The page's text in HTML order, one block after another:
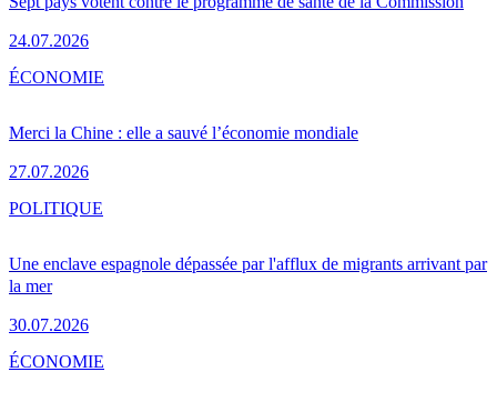
24.07.2026
Merci la Chine : elle a sauvé l’économie mondiale
27.07.2026
ÉCONOMIE
Une enclave espagnole dépassée par l'afflux de migrants arrivant par
la mer
30.07.2026
POLITIQUE
ÉCONOMIE